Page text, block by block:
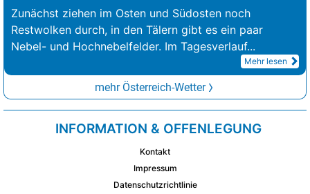
Zunächst ziehen im Osten und Südosten noch
Restwolken durch, in den Tälern gibt es ein paar
Nebel- und Hochnebelfelder. Im Tagesverlauf...
Mehr lesen
mehr Österreich-Wetter
INFORMATION & OFFENLEGUNG
Kontakt
Impressum
Datenschutzrichtlinie